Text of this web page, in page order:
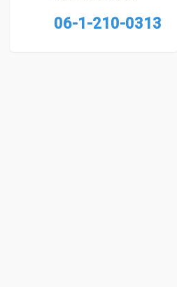
06-1-210-0313